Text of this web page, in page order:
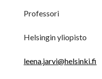
Professori
Helsingin yliopisto
leena.jarvi@helsinki.fi